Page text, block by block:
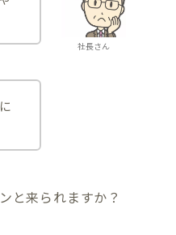
社長さん
と来られますか？